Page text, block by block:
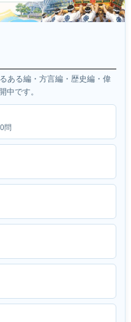
ある編・方言編・歴史編・偉
中です。
問